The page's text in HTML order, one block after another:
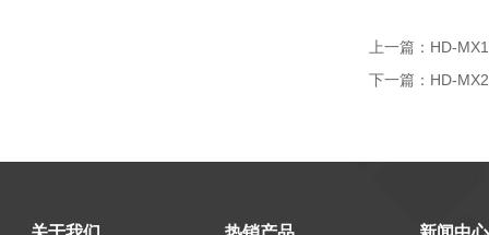
上一篇： HD-
下一篇： HD-